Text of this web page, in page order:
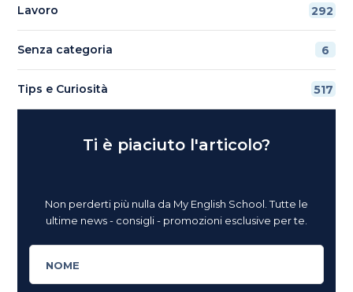
Lavoro 292
Senza categoria 6
Tips e Curiosità 517
Ti è piaciuto l'articolo?
Non perderti più nulla da My English School. Tutte le
ultime news - consigli - promozioni esclusive per te.